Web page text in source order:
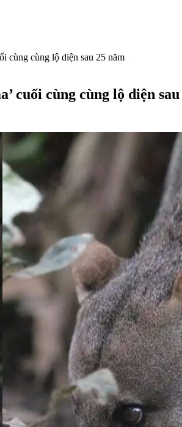
cùng cùng lộ diện sau 25 năm
cuối cùng cùng lộ diện